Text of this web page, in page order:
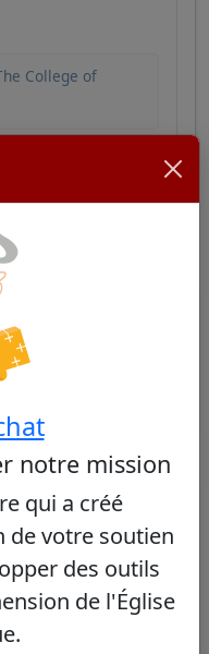
College of
consistoire
notre mission
qui a créé
de votre soutien
des outils
de l'Église